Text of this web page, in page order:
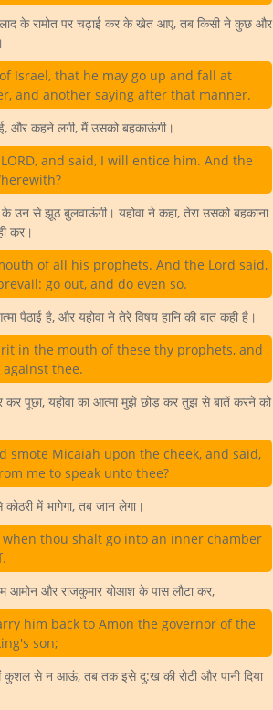
के रामोत पर चढ़ाई कर के खेत आए, तब किसी ने कुछ और
Israel, that he may go up and fall at
and another saying after that manner.
और कहने लगी, मैं उसको बहकाऊंगी।
and said, I will entice him. And the
उन से झूठ बुलवाऊंगी। यहोवा ने कहा, तेरा उसको बहकाना
कर।
of all his prophets. And the Lord said,
go out, and do even so.
है, और यहोवा ने तेरे विषय हानि की बात कही है।
in the mouth of these thy prophets, and
thee.
कर पूछा, यहोवा का आत्मा मुझे छोड़ कर तुझ से बातें करने को
smote Micaiah upon the cheek, and said,
me to speak unto thee?
में भागेगा, तब जान लेगा।
thou shalt go into an inner chamber
आमोन और राजकुमार योआश के पास लौटा कर,
him back to Amon the governor of the
son;
कुशल से न आऊं, तब तक इसे दु:ख की रोटी और पानी दिया